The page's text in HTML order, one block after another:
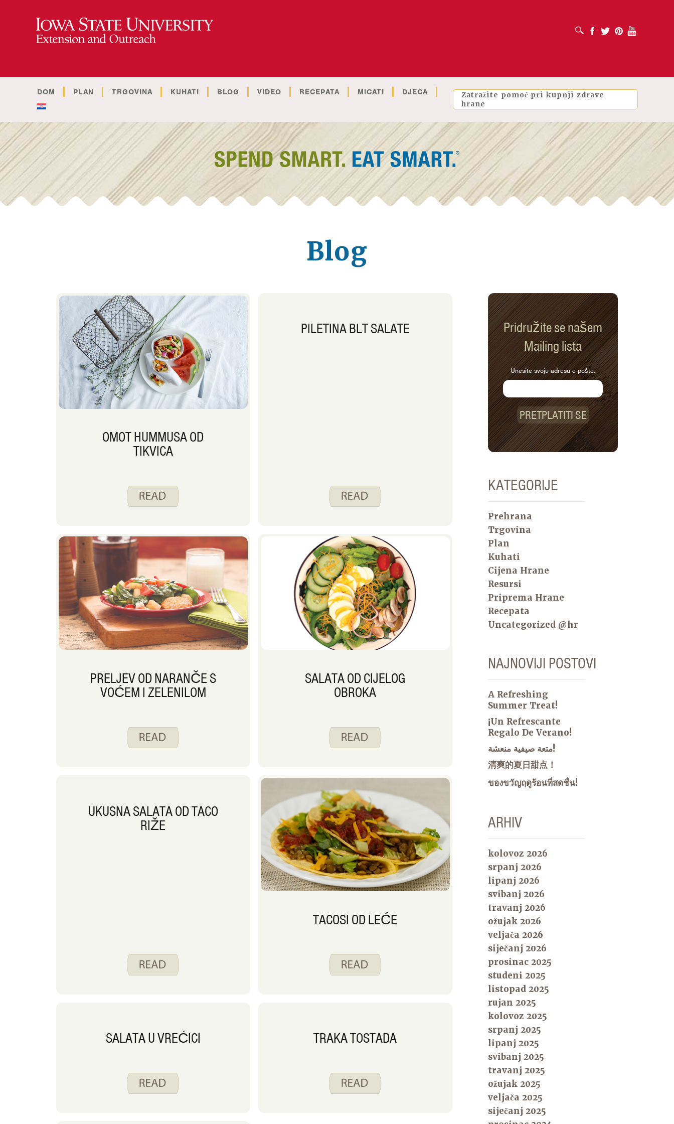
OTVORI OKVIR ZA PRETRAŽIVANJE
Facebook
Twitter PinterestYoutube
DOM PLAN TRGOVINA KUHATI BLOG VIDEO RECEPATA MICATI DJECA
Zatražite pomoć pri kupnji zdrave
hrane
Blog
OMOT HUMMUSA OD
TIKVICA
PILETINA BLT SALATE
PRELJEV OD NARANČE S
VOĆEM I ZELENILOM
SALATA OD CIJELOG
OBROKA
UKUSNA SALATA OD TACO
RIŽE
TACOSI OD LEĆE
SALATA U VREĆICI TRAKA TOSTADA
Pridružite se našem
Mailing lista
Unesite svoju adresu e-pošte:
PRETPLATITI SE
KATEGORIJE
Prehrana
Trgovina
Plan
Kuhati
Cijena Hrane
Resursi
Priprema Hrane
Recepata
Uncategorized @hr
NAJNOVIJI POSTOVI
A Refreshing
Summer Treat!
¡Un Refrescante
Regalo De Verano!
متعة صيفية منعشة!
清爽的夏日甜点！
ของขวัญฤดูร้อนที่สดชื่น!
ARHIV
kolovoz 2026
srpanj 2026
lipanj 2026
svibanj 2026
travanj 2026
ožujak 2026
veljača 2026
siječanj 2026
prosinac 2025
studeni 2025
listopad 2025
rujan 2025
kolovoz 2025
srpanj 2025
lipanj 2025
svibanj 2025
travanj 2025
ožujak 2025
veljača 2025
siječanj 2025